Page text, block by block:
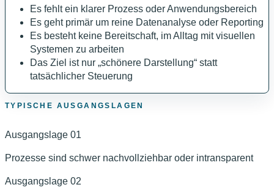
Es fehlt ein klarer Prozess oder Anwendungsbereich
Es geht primär um reine Datenanalyse oder Reporting
Es besteht keine Bereitschaft, im Alltag mit visuellen
Systemen zu arbeiten
Das Ziel ist nur „schönere Darstellung“ statt
tatsächlicher Steuerung
TYPISCHE AUSGANGSLAGEN
Ausgangslage 01
Prozesse sind schwer nachvollziehbar oder intransparent
Ausgangslage 02